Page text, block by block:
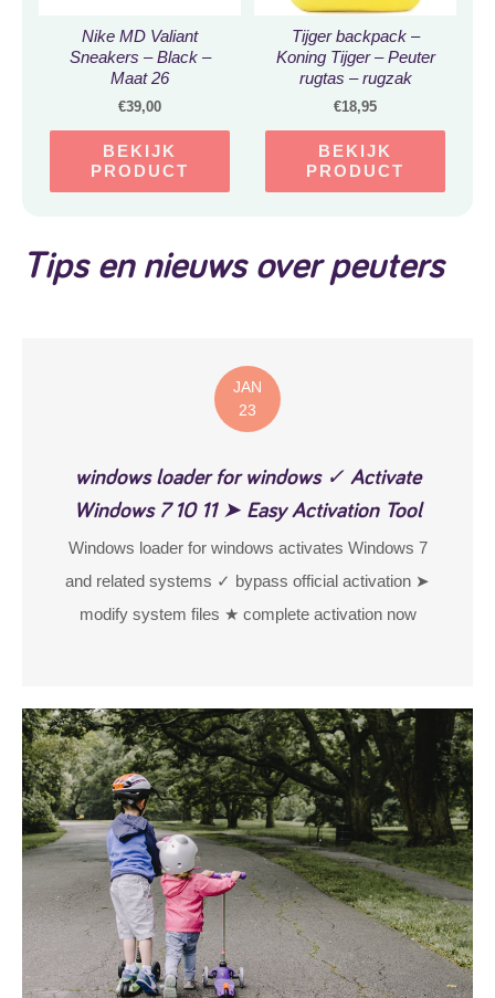
Nike MD Valiant
Sneakers – Black –
Maat 26
€39,00
BEKIJK
PRODUCT
Tijger backpack –
Koning Tijger – Peuter
rugtas – rugzak
Schooltas voor
Jongens en Meisjes |
Kinderrugzak | Kinder
peuter rugzak | Rugtas |
Schooltas
€18,95
BEKIJK
PRODUCT
Tips en nieuws over peuters
JAN
23
windows loader for windows ✓ Activate
Windows 7 10 11 ➤ Easy Activation Tool
Windows loader for windows activates Windows 7
and related systems ✓ bypass official activation ➤
modify system files ★ complete activation now